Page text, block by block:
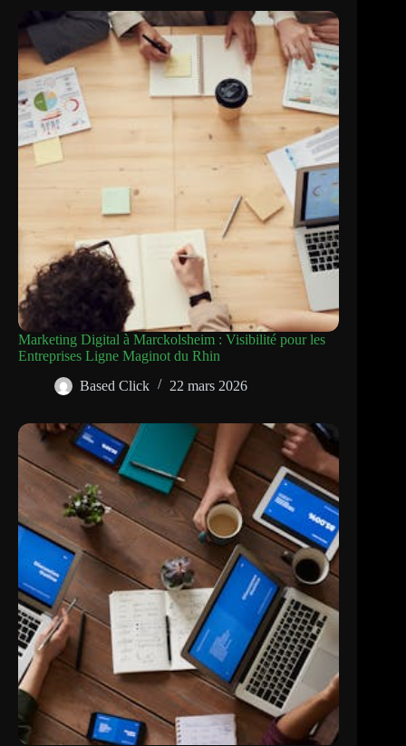
Marketing Digital à Marckolsheim : Visibilité pour les
Entreprises Ligne Maginot du Rhin
Based Click
22 mars 2026